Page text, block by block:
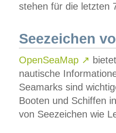
stehen für die letzten
Seezeichen
OpenSeaMap ↗
nautische
Seamarks sind
Booten und Schiffen
von Seezeichen wie